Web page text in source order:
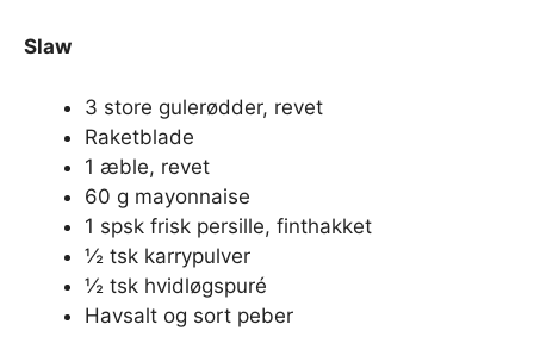
Slaw
3 store gulerødder, revet
Raketblade
1 æble, revet
60 g mayonnaise
1 spsk frisk persille, finthakket
½ tsk karrypulver
½ tsk hvidløgspuré
Havsalt og sort peber